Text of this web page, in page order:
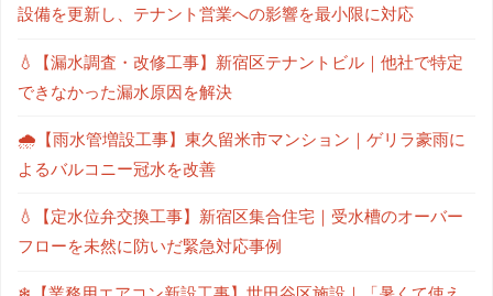
設備を更新し、テナント営業への影響を最小限に対応
💧【漏水調査・改修工事】新宿区テナントビル｜他社で特定
できなかった漏水原因を解決
🌧【雨水管増設工事】東久留米市マンション｜ゲリラ豪雨に
よるバルコニー冠水を改善
💧【定水位弁交換工事】新宿区集合住宅｜受水槽のオーバー
フローを未然に防いだ緊急対応事例